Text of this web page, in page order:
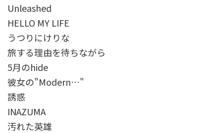
Unleashed
HELLO MY LIFE
うつりにけりな
旅する理由を待ちながら
5月のhide
彼女の"Modern…"
誘惑
INAZUMA
汚れた英雄